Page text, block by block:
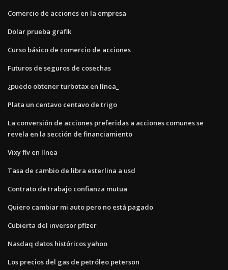
Comercio de acciones en la empresa
Dolar prueba grafik
Curso básico de comercio de acciones
Futuros de seguros de cosechas
¿puedo obtener turbotax en línea_
Plata un centavo centavo de trigo
La conversión de acciones preferidas a acciones comunes se
revela en la sección de financiamiento
Vixy flv en línea
Tasa de cambio de libra esterlina a usd
Contrato de trabajo confianza mutua
Quiero cambiar mi auto pero no está pagado
Cubierta del inversor pfizer
Nasdaq datos históricos yahoo
Los precios del gas de petróleo peterson